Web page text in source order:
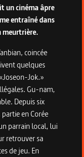
un cinéma âpre
entraîné dans
meurtrière.
coincée
quelques
Jok.»
Gu-nam,
Depuis six
en Corée
parrain local, lui
retrouver sa
de jeu. En